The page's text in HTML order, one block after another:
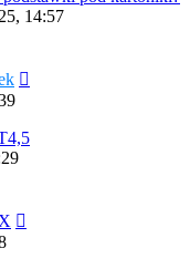
14:57